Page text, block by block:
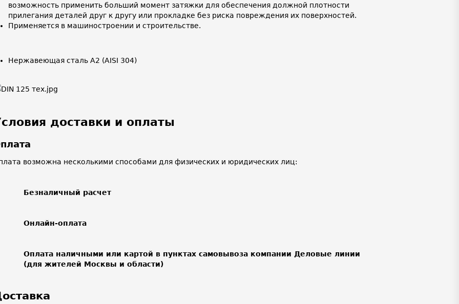
возможность применить больший момент затяжки для обеспечения должной плотности
прилегания деталей друг к другу или прокладке без риска повреждения их поверхностей.
Применяется в машиностроении и строительстве.
Нержавеющая сталь A2 (AISI 304)
доставки и оплаты
возможна несколькими способами для физических и юридических лиц:
Безналичный расчет
Онлайн-оплата
Оплата наличными или картой в пунктах самовывоза компании Деловые линии
(для жителей Москвы и области)